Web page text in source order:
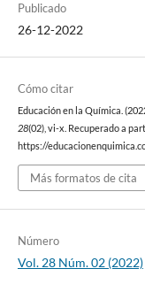
Publicado
26-12-2022
Cómo citar
Educación en la Química.
28(02), vi-x. Recuperado a
https://
Más formatos de cita
Número
Vol. 28 Núm. 02 (2022)